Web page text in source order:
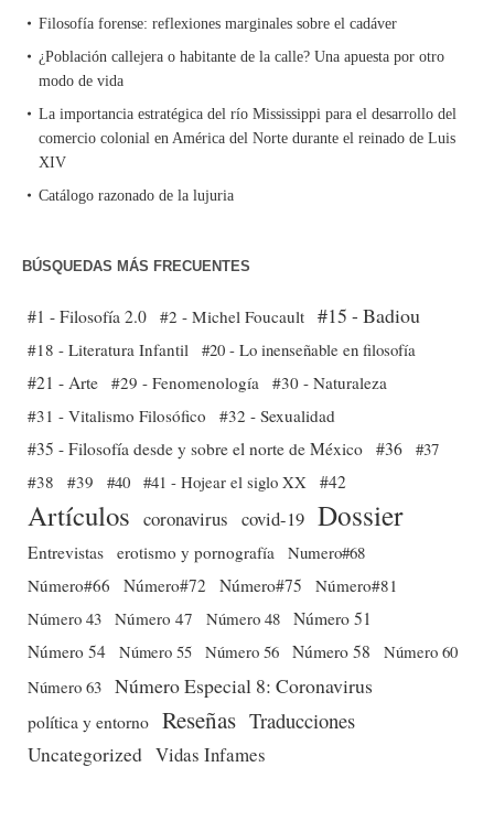
Filosofía forense: reflexiones marginales sobre el cadáver
¿Población callejera o habitante de la calle? Una apuesta por otro
modo de vida
La importancia estratégica del río Mississippi para el desarrollo del
comercio colonial en América del Norte durante el reinado de Luis
XIV
Catálogo razonado de la lujuria
BÚSQUEDAS MÁS FRECUENTES
#1 - Filosofía 2.0 #2 - Michel Foucault #15 - Badiou
#18 - Literatura Infantil #20 - Lo inenseñable en filosofía
#21 - Arte #29 - Fenomenología
#30 - Naturaleza
#31 - Vitalismo Filosófico
#32 - Sexualidad
#35 - Filosofía desde y sobre el norte de México #36 #37
#38
#39 #40 #41 - Hojear el siglo XX #42
Artículos coronavirus covid-19 Dossier
Entrevistas erotismo y pornografía
Numero#68
Número#66
Número#72 Número#75
Número#81
Número 43 Número 47 Número 48 Número 51
Número 54 Número 55 Número 56 Número 58
Número 60
Número 63 Número Especial 8: Coronavirus
política y entorno Reseñas Traducciones
Uncategorized Vidas Infames